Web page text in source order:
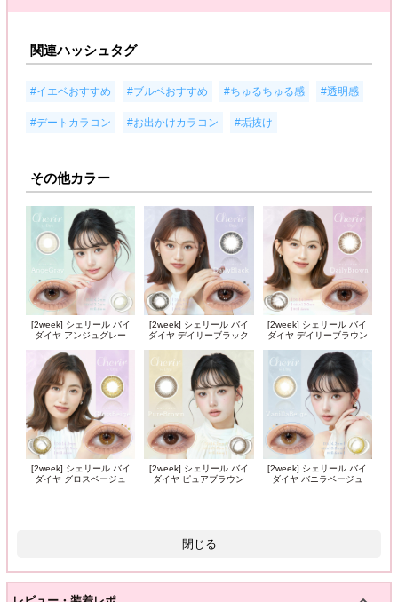
関連ハッシュタグ
#イエベおすすめ #ブルベおすすめ #ちゅるちゅる感 #透明感
#デートカラコン #お出かけカラコン #垢抜け
その他カラー
[2week] シェリール バイ
ダイヤ アンジュグレー
[2week] シェリール バイ
ダイヤ デイリーブラック
[2week] シェリール バイ
ダイヤ デイリーブラウン
[2week] シェリール バイ
ダイヤ グロスベージュ
[2week] シェリール バイ
ダイヤ ピュアブラウン
[2week] シェリール バイ
ダイヤ バニラベージュ
閉じる